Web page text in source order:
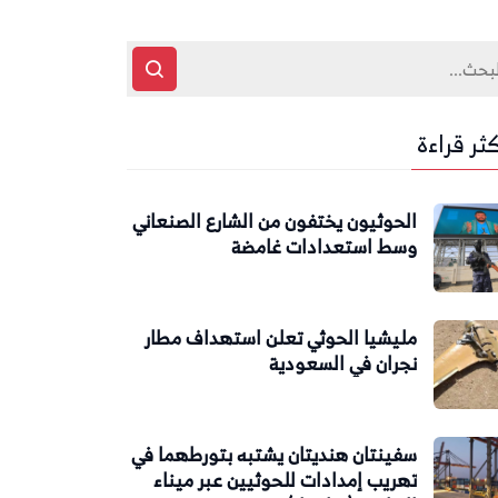
قراءة
الحوثيون يختفون من الشارع الصنعاني
وسط استعدادات غامضة
مليشيا الحوثي تعلن استهداف مطار
نجران في السعودية
سفينتان هنديتان يشتبه بتورطهما في
تهريب إمدادات للحوثيين عبر ميناء